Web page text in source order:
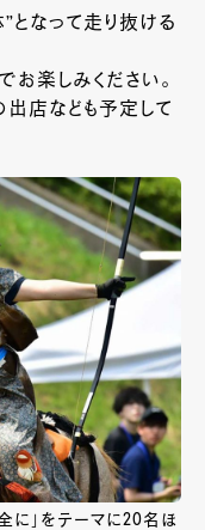
となって走り抜ける
楽しみください。
店なども予定して
全に」をテーマに20名ほ